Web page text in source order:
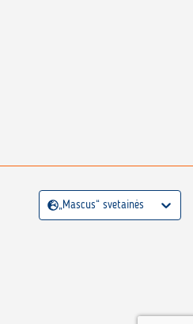
„Mascus“ svetainės